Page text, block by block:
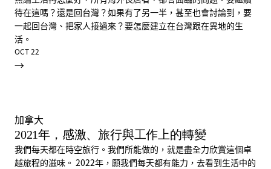
待在這嗎？還是回台灣？如果有了另一半，甚至也會討論到，要
一起回台灣、把家人接過來？要怎麼建立在台灣跟在異地的生
活。
OCT 22
→
加拿大
2021年，感激、旅行與工作上的轉變
我們每天都在時空旅行。我們所能做的，就是盡全力欣賞這個卓
越旅程的滋味。 2022年，願我們每天都有能力，去看到生活中的